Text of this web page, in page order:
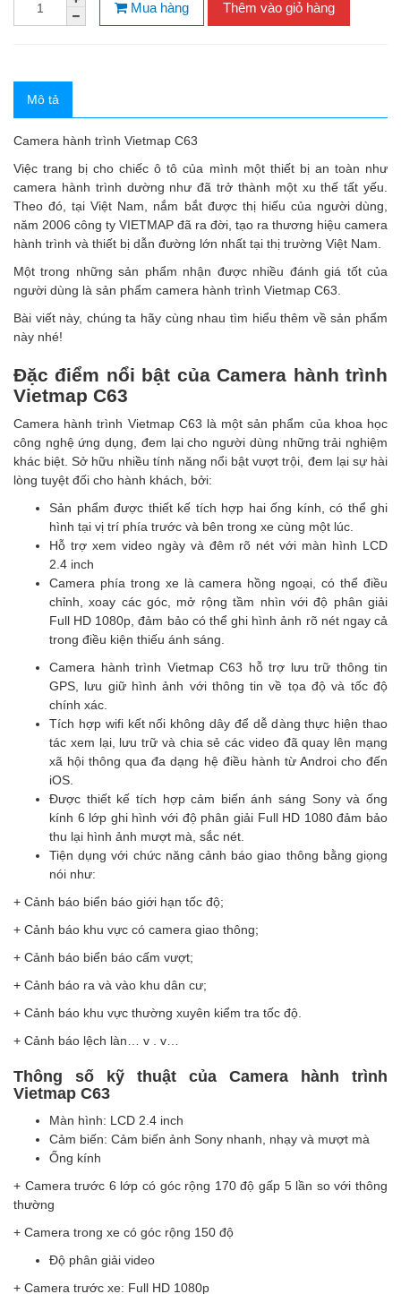
Mua hàng Thêm vào giỏ hàng
Mô tả
Camera hành trình Vietmap C63
Việc trang bị cho chiếc ô tô của mình một thiết bị an toàn như
camera hành trình dường như đã trở thành một xu thế tất yếu.
Theo đó, tại Việt Nam, nắm bắt được thị hiếu của người dùng,
năm 2006 công ty VIETMAP đã ra đời, tạo ra thương hiệu camera
hành trình và thiết bị dẫn đường lớn nhất tại thị trường Việt Nam.
Một trong những sản phẩm nhận được nhiều đánh giá tốt của
người dùng là sản phẩm camera hành trình Vietmap C63.
Bài viết này, chúng ta hãy cùng nhau tìm hiểu thêm về sản phẩm
này nhé!
Đặc điểm nổi bật của Camera hành trình
Vietmap C63
Camera hành trình Vietmap C63 là một sản phẩm của khoa học
công nghệ ứng dụng, đem lại cho người dùng những trải nghiệm
khác biệt. Sở hữu nhiều tính năng nổi bật vượt trội, đem lại sự hài
lòng tuyệt đối cho hành khách, bởi:
Sản phẩm được thiết kế tích hợp hai ống kính, có thể ghi
hình tại vị trí phía trước và bên trong xe cùng một lúc.
Hỗ trợ xem video ngày và đêm rõ nét với màn hình LCD
2.4 inch
Camera phía trong xe là camera hồng ngoại, có thể điều
chỉnh, xoay các góc, mở rộng tầm nhìn với độ phân giải
Full HD 1080p, đảm bảo có thể ghi hình ảnh rõ nét ngay cả
trong điều kiện thiếu ánh sáng.
Camera hành trình Vietmap C63 hỗ trợ lưu trữ thông tin
GPS, lưu giữ hình ảnh với thông tin về tọa độ và tốc độ
chính xác.
Tích hợp wifi kết nối không dây để dễ dàng thực hiện thao
tác xem lại, lưu trữ và chia sẻ các video đã quay lên mạng
xã hội thông qua đa dạng hệ điều hành từ Androi cho đến
iOS.
Được thiết kế tích hợp cảm biến ánh sáng Sony và ống
kính 6 lớp ghi hình với độ phân giải Full HD 1080 đảm bảo
thu lại hình ảnh mượt mà, sắc nét.
Tiện dụng với chức năng cảnh báo giao thông bằng giọng
nói như:
+ Cảnh báo biển báo giới hạn tốc độ;
+ Cảnh báo khu vực có camera giao thông;
+ Cảnh báo biển báo cấm vượt;
+ Cảnh báo ra và vào khu dân cư;
+ Cảnh báo khu vực thường xuyên kiểm tra tốc độ.
+ Cảnh báo lệch làn… v . v…
Thông số kỹ thuật của Camera hành trình
Vietmap C63
Màn hình: LCD 2.4 inch
Cảm biến: Cảm biến ảnh Sony nhanh, nhạy và mượt mà
Ống kính
+ Camera trước 6 lớp có góc rộng 170 độ gấp 5 lần so với thông
thường
+ Camera trong xe có góc rộng 150 độ
Độ phân giải video
+ Camera trước xe: Full HD 1080p